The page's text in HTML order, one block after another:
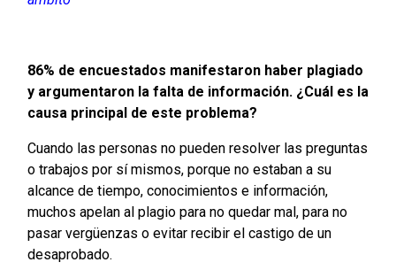
86% de encuestados manifestaron haber plagiado
y argumentaron la falta de información. ¿Cuál es la
causa principal de este problema?
Cuando las personas no pueden resolver las preguntas
o trabajos por sí mismos, porque no estaban a su
alcance de tiempo, conocimientos e información,
muchos apelan al plagio para no quedar mal, para no
pasar vergüenzas o evitar recibir el castigo de un
desaprobado.